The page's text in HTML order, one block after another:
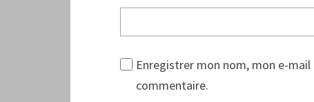
Enregistrer mon nom, mon e-
commentaire.